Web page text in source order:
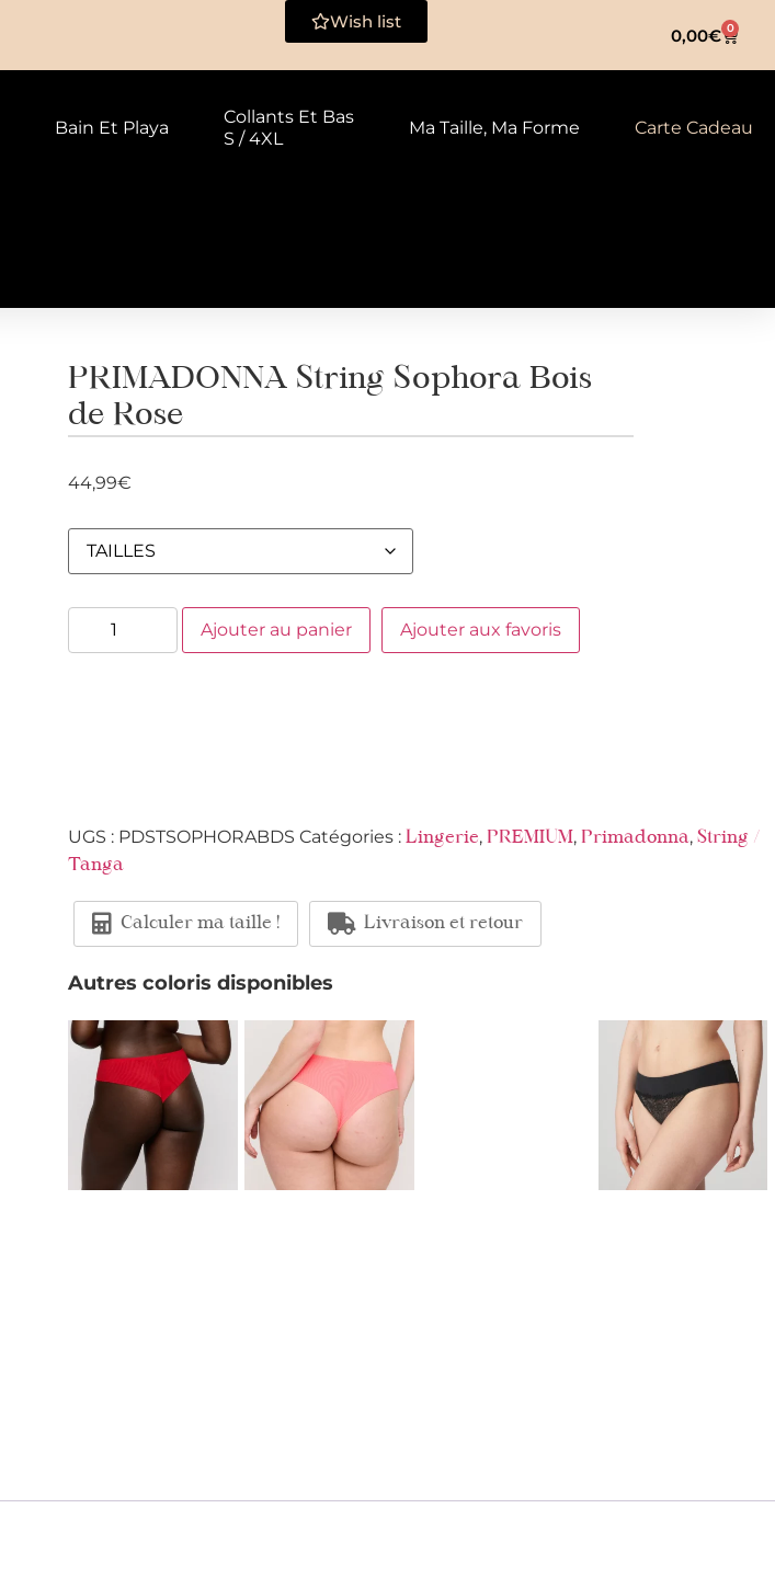
Wish list
0,00€ 0
Bain Et Playa
Collants Et Bas
S / 4XL
Ma Taille, Ma Forme Carte Cadeau
PRIMADONNA String Sophora Bois
de Rose
44,99€
Ajouter au panier Ajouter aux favoris
UGS : PDSTSOPHORABDS Catégories : Lingerie, PREMIUM, Primadonna, String /
Tanga
Calculer ma taille ! Livraison et retour
Autres coloris disponibles